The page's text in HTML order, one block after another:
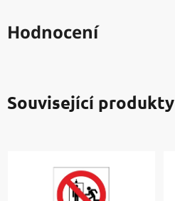
Hodnocení
Související produkty